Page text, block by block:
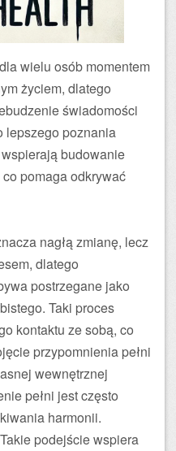
wielu osób momentem
życiem, dlatego
świadomości
lepszego poznania
budowanie
pomaga odkrywać
nagłą zmianę, lecz
dlatego
postrzegane jako
Taki proces
kontaktu ze sobą, co
przypomnienia pełni
wewnętrznej
pełni jest często
harmonii.
Takie podejście wspiera